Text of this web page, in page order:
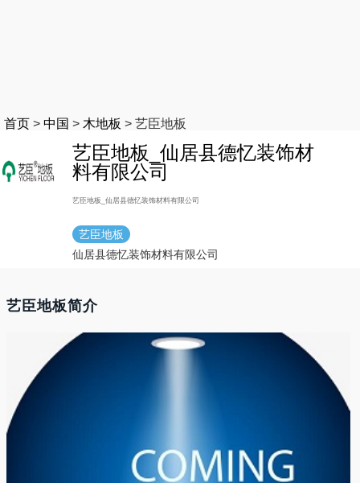
首页 > 中国 > 木地板 > 艺臣地板
艺臣地板_仙居县德忆装饰材
料有限公司
艺臣地板_仙居县德忆装饰材料有限公司
艺臣地板
仙居县德忆装饰材料有限公司
艺臣地板简介